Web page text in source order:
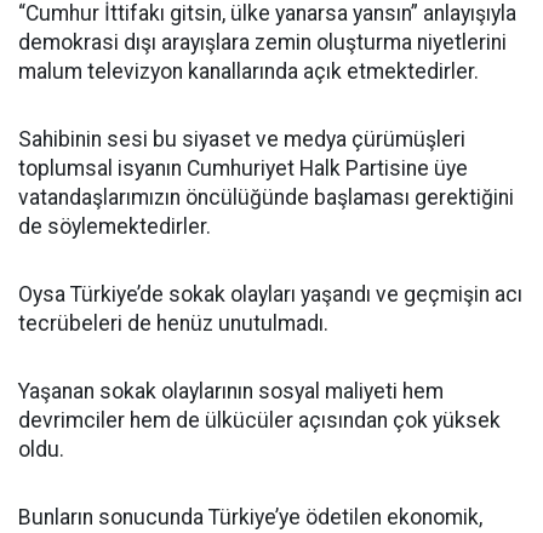
“Cumhur İttifakı gitsin, ülke yanarsa yansın” anlayışıyla
demokrasi dışı arayışlara zemin oluşturma niyetlerini
malum televizyon kanallarında açık etmektedirler.
Sahibinin sesi bu siyaset ve medya çürümüşleri
toplumsal isyanın Cumhuriyet Halk Partisine üye
vatandaşlarımızın öncülüğünde başlaması gerektiğini
de söylemektedirler.
Oysa Türkiye’de sokak olayları yaşandı ve geçmişin acı
tecrübeleri de henüz unutulmadı.
Yaşanan sokak olaylarının sosyal maliyeti hem
devrimciler hem de ülkücüler açısından çok yüksek
oldu.
Bunların sonucunda Türkiye’ye ödetilen ekonomik,